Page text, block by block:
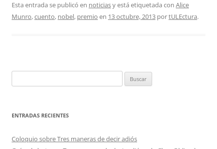
Esta entrada se publicó en noticiasy está etiquetada con Alice
Munro,cuento, nobel, premio en 13 octubre, 2013 portULEctura.
ENTRADAS RECIENTES
Coloquio sobre Tres maneras de decir adiós